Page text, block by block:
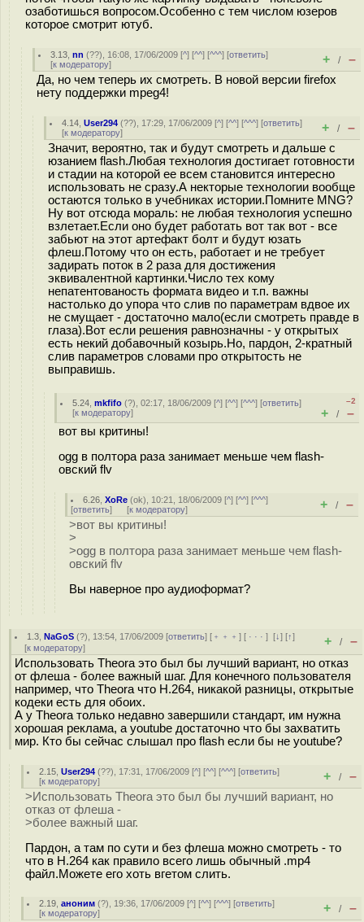
озаботишься вопросом.Особенно с тем числом юзеров
которое смотрит ютуб.
3.13 ,nn (??), 16:08, 17/06/2009 [^] [^^] [^^^] [ответить]
[к модератору] + / –
Да, но чем теперь их смотреть. В новой версии firefox
нету поддержки mpeg4!
4.14 ,User294 (??), 17:29, 17/06/2009 [^] [^^] [^^^] [ответить]
[к модератору] + / –
Значит, вероятно, так и будут смотреть и дальше с
юзанием flash.Любая технология достигает готовности
и стадии на которой ее всем становится интересно
использовать не сразу.А некторые технологии вообще
остаются только в учебниках истории.Помните MNG?
Ну вот отсюда мораль: не любая технология успешно
взлетает.Если оно будет работать вот так вот - все
забьют на этот артефакт болт и будут юзать
флеш.Потому что он есть, работает и не требует
задирать поток в 2 раза для достижения
эквивалентной картинки.Число тех кому
непатентованость формата видео и т.п. важны
настолько до упора что слив по параметрам вдвое их
не смущает - достаточно мало(если смотреть правде в
глаза).Вот если решения равнозначны - у открытых
есть некий добавочный козырь.Но, пардон, 2-кратный
слив параметров словами про открытость не
выправишь.
5.24 ,mkfifo (?), 02:17, 18/06/2009 [^] [^^] [^^^] [ответить]
[к модератору]
–2
+ / –
вот вы критины!
ogg в полтора раза занимает меньше чем flash-
овский flv
6.26 ,XoRe (ok), 10:21, 18/06/2009 [^] [^^] [^^^]
[ответить] [к модератору] + / –
>вот вы критины!
>
>ogg в полтора раза занимает меньше чем flash-
овский flv
Вы наверное про аудиоформат?
1.3 ,NaGoS (?), 13:54, 17/06/2009 [ответить] [ ﹢﹢﹢] [ · · ·][↓] [↑]
[к модератору] + / –
Использовать Theora это был бы лучший вариант, но отказ
от флеша - более важный шаг. Для конечного пользователя
например, что Theora что H.264, никакой разницы, открытые
кодеки есть для обоих.
А у Theora только недавно завершили стандарт, им нужна
хорошая реклама, а youtube достаточно что бы захватить
мир. Кто бы сейчас слышал про flash если бы не youtube?
2.15 ,User294 (??), 17:31, 17/06/2009 [^] [^^] [^^^] [ответить]
[к модератору] + / –
>Использовать Theora это был бы лучший вариант, но
отказ от флеша -
>более важный шаг.
Пардон, а там по сути и без флеша можно смотреть - то
что в H.264 как правило всего лишь обычный .mp4
файл.Можете его хоть вгетом слить.
2.19 ,аноним (?), 19:36, 17/06/2009 [^] [^^] [^^^] [ответить]
[к модератору] + / –